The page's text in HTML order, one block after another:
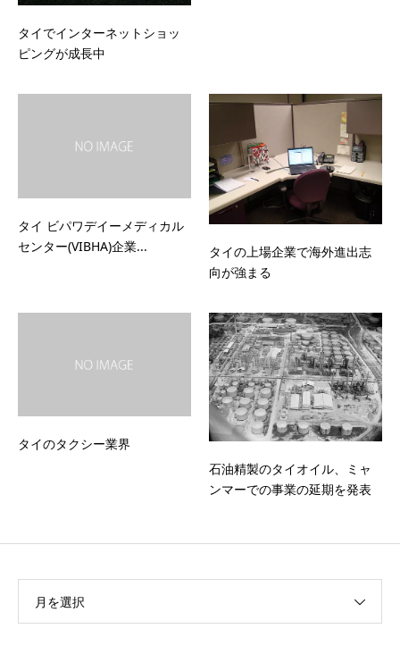
タイでインターネットショッ
ピングが成長中
タイ ビパワデイー メディカル
センター(VIBHA)企業...
タイの上場企業で海外進出志
向が強まる
タイのタクシー業界
石油精製のタイオイル、ミャ
ンマーでの事業の延期を発表
月を選択